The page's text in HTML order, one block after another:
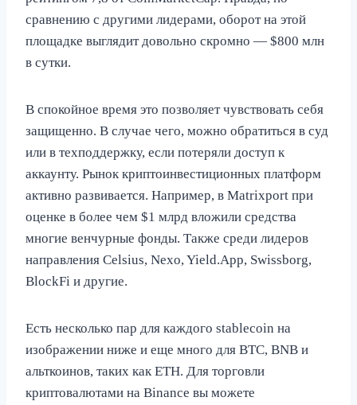
сравнению с другими лидерами, оборот на этой
площадке выглядит довольно скромно — $800 млн
в сутки.
В спокойное время это позволяет чувствовать себя
защищенно. В случае чего, можно обратиться в суд
или в техподдержку, если потеряли доступ к
аккаунту. Рынок криптоинвестиционных платформ
активно развивается. Например, в Matrixport при
оценке в более чем $1 млрд вложили средства
многие венчурные фонды. Также среди лидеров
направления Celsius, Nexo, Yield.App, Swissborg,
BlockFi и другие.
Есть несколько пар для каждого stablecoin на
изображении ниже и еще много для BTC, BNB и
альткоинов, таких как ETH. Для торговли
криптовалютами на Binance вы можете